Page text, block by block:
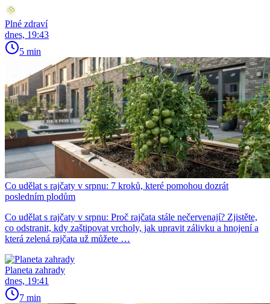
Plné zdraví
dnes, 19:43
5 min
Co udělat s rajčaty v srpnu: 7 kroků, které pomohou dozrát
posledním plodům
Co udělat s rajčaty v srpnu: Proč rajčata stále nečervenají? Zjistěte,
co odstranit, kdy zaštipovat vrcholy, jak upravit zálivku a hnojení a
která zelená rajčata už můžete …
Planeta zahrady
dnes, 19:41
7 min